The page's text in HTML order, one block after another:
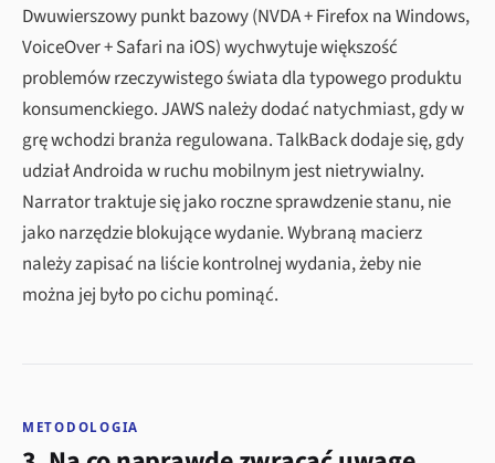
Dwuwierszowy punkt bazowy (NVDA + Firefox na Windows,
VoiceOver + Safari na iOS) wychwytuje większość
problemów rzeczywistego świata dla typowego produktu
konsumenckiego. JAWS należy dodać natychmiast, gdy w
grę wchodzi branża regulowana. TalkBack dodaje się, gdy
udział Androida w ruchu mobilnym jest nietrywialny.
Narrator traktuje się jako roczne sprawdzenie stanu, nie
jako narzędzie blokujące wydanie. Wybraną macierz
należy zapisać na liście kontrolnej wydania, żeby nie
można jej było po cichu pominąć.
METODOLOGIA